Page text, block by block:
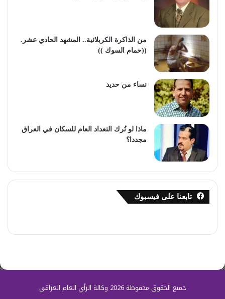
من الذاكرة الكربلائية.. المشهد الحادي عشر.
((حمام السوك ))
نساء من حديد
ماذا لو تُرك التعداد العام للسكان في العراق
مجددا؟
تابعنا على فيسبوك
جميع الحقوق محفوظة 2026 وكالة الرأي العام العراقي